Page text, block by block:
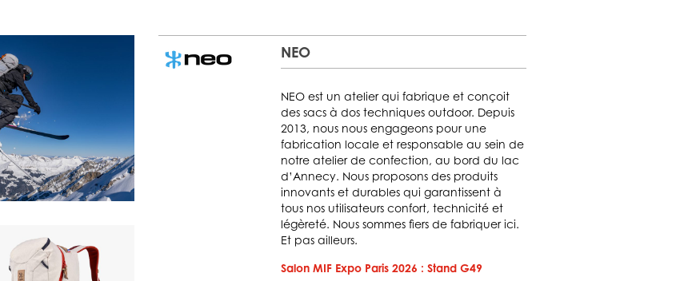
NEO
NEO est un atelier qui fabrique et conçoit
des sacs à dos techniques outdoor. Depuis
2013, nous nous engageons pour une
fabrication locale et responsable au sein de
notre atelier de confection, au bord du lac
d’Annecy. Nous proposons des produits
innovants et durables qui garantissent à
tous nos utilisateurs confort, technicité et
légèreté. Nous sommes fiers de fabriquer ici.
Et pas ailleurs.
Salon MIF Expo Paris 2026 : Stand G49